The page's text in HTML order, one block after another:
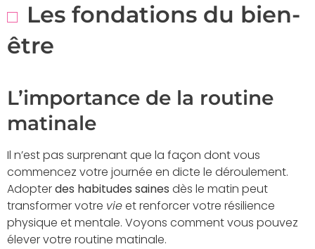
Les fondations du bien-
être
L’importance de la routine
matinale
Il n’est pas surprenant que la façon dont vous
commencez votre journée en dicte le déroulement.
Adopterdes habitudes saines dès le matin peut
transformer votre vieet renforcer votre résilience
physique et mentale. Voyons comment vous pouvez
élever votre routine matinale.